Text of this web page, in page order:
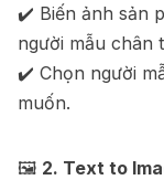
✔️ Biến ảnh sản
người mẫu chân
✔️ Chọn người
muốn.
🖼 2. Text to